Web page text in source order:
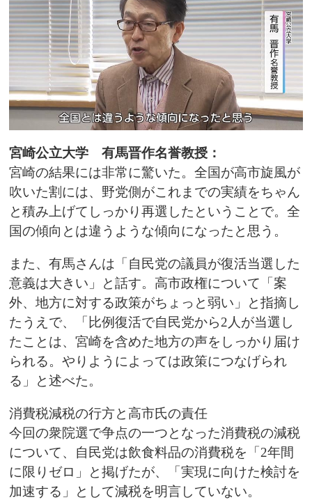
宮崎公立大学 有馬晋作名誉教授：
宮崎の結果には非常に驚いた。全国が高市旋風が
吹いた割には、野党側がこれまでの実績をちゃん
と積み上げてしっかり再選したということで。全
国の傾向とは違うような傾向になったと思う。
また、有馬さんは「自民党の議員が復活当選した
意義は大きい」と話す。高市政権について「案
外、地方に対する政策がちょっと弱い」と指摘し
たうえで、「比例復活で自民党から2人が当選し
たことは、宮崎を含めた地方の声をしっかり届け
られる。やりようによっては政策につなげられ
る」と述べた。
消費税減税の行方と高市氏の責任
今回の衆院選で争点の一つとなった消費税の減税
について、自民党は飲食料品の消費税を「2年間
に限りゼロ」と掲げたが、「実現に向けた検討を
加速する」として減税を明言していない。